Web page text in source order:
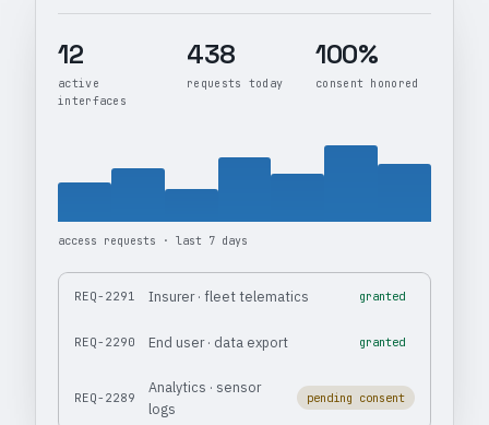
12
active
interfaces
438
requests today
100%
consent honored
access requests · last 7 days
REQ-2291 Insurer · fleet telematics granted
REQ-2290 End user · data export granted
REQ-2289
Analytics · sensor
logs
pending consent